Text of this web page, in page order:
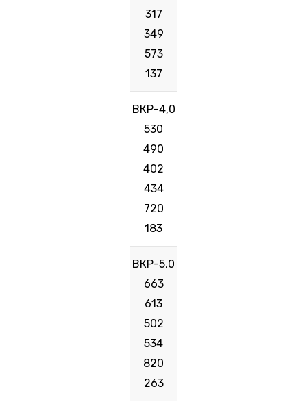
317
349
573
137
ВКР-4,0
530
490
402
434
720
183
ВКР-5,0
663
613
502
534
820
263